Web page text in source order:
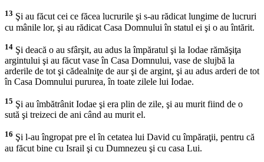
13 Şi au făcut cei ce făcea lucrurile şi s-au rădicat lungime de lucruri
cu mânile lor, şi au rădicat Casa Domnului în statul ei şi o au întărit.
14 Şi deacă o au sfârşit, au adus la împăratul şi la Iodae rămăşiţa
argintului şi au făcut vase în Casa Domnului, vase de slujbă la
arderile de tot şi cădealniţe de aur şi de argint, şi au adus arderi de tot
în Casa Domnului pururea, în toate zilele lui Iodae.
15 Şi au îmbătrânit Iodae şi era plin de zile, şi au murit fiind de o
sută şi treizeci de ani când au murit el.
16 Şi l-au îngropat pre el în cetatea lui David cu împăraţii, pentru că
au făcut bine cu Israil şi cu Dumnezeu şi cu casa Lui.